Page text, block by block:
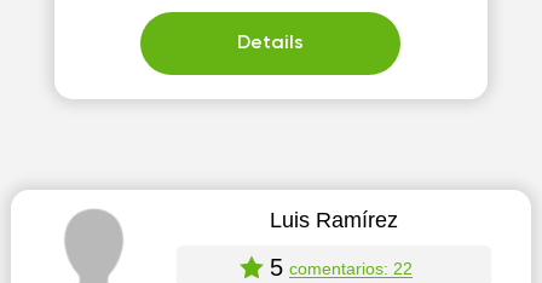
Details
Luis Ramírez
5 comentarios: 22